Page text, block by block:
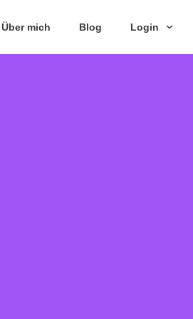
Über mich Blog Login